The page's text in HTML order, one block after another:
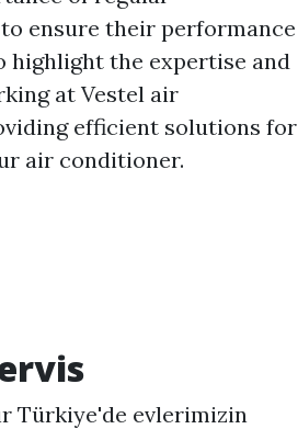
ensure their performance
highlight the expertise and
at Vestel air
efficient solutions for
air conditioner.
Türkiye'de evlerimizin